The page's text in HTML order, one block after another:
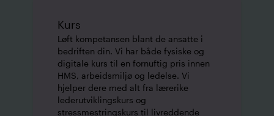
Kurs
Løft kompetansen blant de ansatte i
bedriften din. Vi har både fysiske og
digitale kurs til en fornuftig pris innen
HMS, arbeidsmiljø og ledelse. Vi
hjelper dere med alt fra lærerike
lederutviklingskurs og
stressmestringskurs til livreddende